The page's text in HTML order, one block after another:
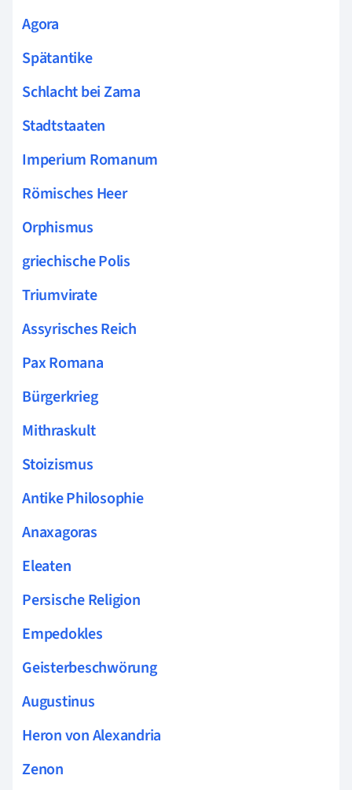
Agora
Spätantike
Schlacht bei Zama
Stadtstaaten
Imperium Romanum
Römisches Heer
Orphismus
griechische Polis
Triumvirate
Assyrisches Reich
Pax Romana
Bürgerkrieg
Mithraskult
Stoizismus
Antike Philosophie
Anaxagoras
Eleaten
Persische Religion
Empedokles
Geisterbeschwörung
Augustinus
Heron von Alexandria
Zenon